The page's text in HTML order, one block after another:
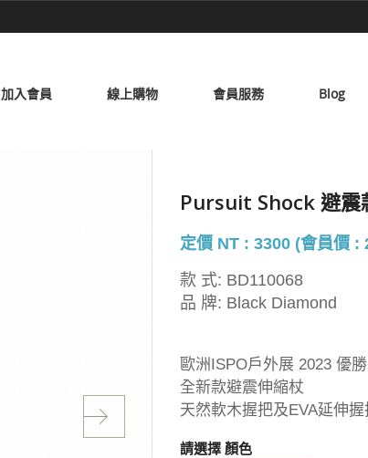
加入會員 線上購物 會員服務 Blog
Pursuit Shock 避震
定價 NT : 3300 (會員價 :
款 式: BD110068
品 牌: Black Diamond
歐洲ISPO戶外展 2023 優
全新款避震伸縮杖
天然軟木握把及EVA延伸握
請選擇 顏色